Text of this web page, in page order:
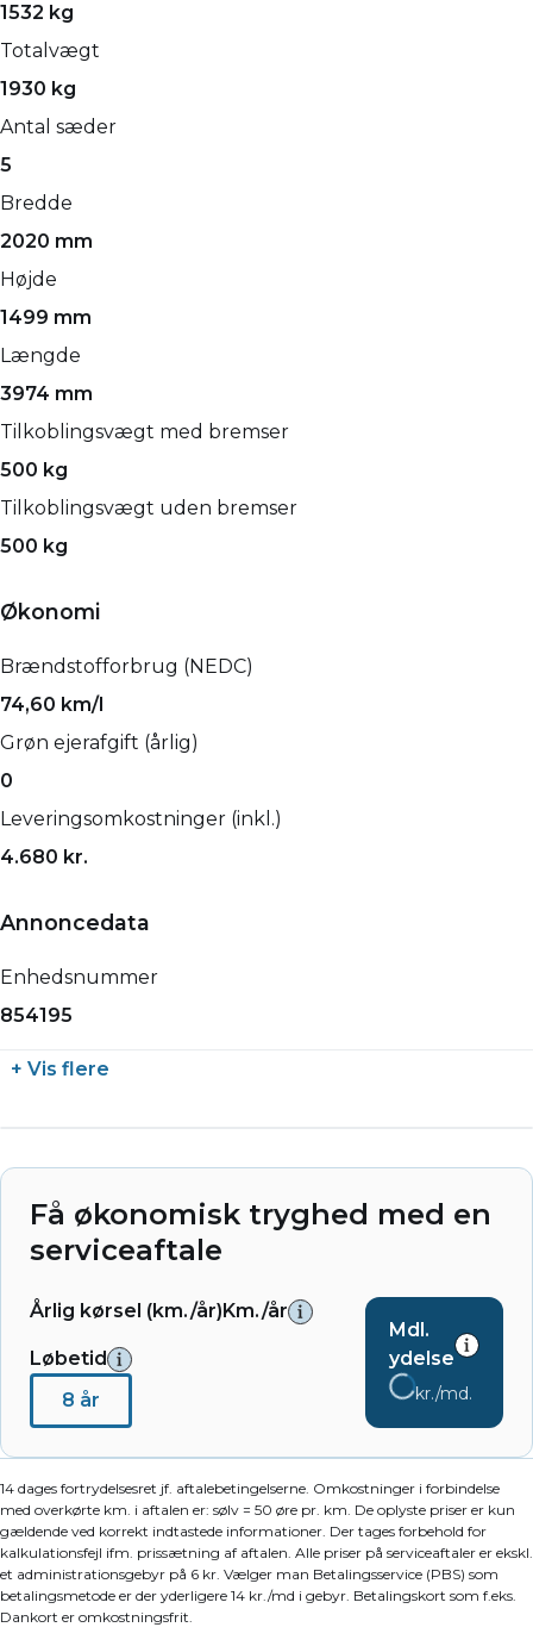
1532 kg
Totalvægt
1930 kg
Antal sæder
5
Bredde
2020 mm
Højde
1499 mm
Længde
3974 mm
Tilkoblingsvægt med bremser
500 kg
Tilkoblingsvægt uden bremser
500 kg
Økonomi
Brændstofforbrug (NEDC)
74,60 km/l
Grøn ejerafgift (årlig)
0
Leveringsomkostninger (inkl.)
4.680 kr.
Annoncedata
Enhedsnummer
854195
+ Vis flere
Få økonomisk tryghed med en
serviceaftale
Årlig kørsel (km./år)Km./år
Løbetid
8 år
Mdl.
ydelse
kr./md.
14 dages fortrydelsesret jf. aftalebetingelserne. Omkostninger i forbindelse
med overkørte km. i aftalen er: sølv = 50 øre pr. km. De oplyste priser er kun
gældende ved korrekt indtastede informationer. Der tages forbehold for
kalkulationsfejl ifm. prissætning af aftalen. Alle priser på serviceaftaler er ekskl.
et administrationsgebyr på 6 kr. Vælger man Betalingsservice (PBS) som
betalingsmetode er der yderligere 14 kr./md i gebyr. Betalingskort som f.eks.
Dankort er omkostningsfrit.